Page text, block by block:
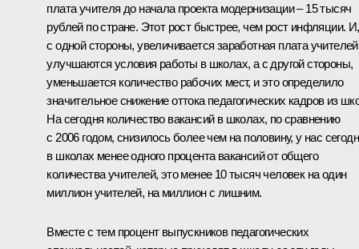
плата учителя до начала проекта модернизации – 15 тысяч
рублей по стране. Этот рост быстрее, чем рост инфляции. И,
с одной стороны, увеличивается заработная плата
улучшаются условия работы в школах, а с другой стороны,
уменьшается количество рабочих мест, и это определило
значительное снижение оттока педагогических кадров из
На сегодня количество вакансий в школах, по сравнению
с 2006 годом, снизилось более чем на половину, у нас
в школах менее одного процента вакансий от общего
количества учителей, это менее 10 тысяч человек на один
миллион учителей, на миллион с лишним.
Вместе с тем процент выпускников педагогических